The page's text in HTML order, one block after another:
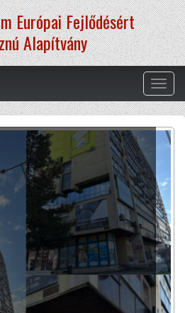
Európai Fejlődésért
Alapítvány
1.
hasonló
segít ellazulni,
hétköznapok
mókuskerekéből.
van az idegrendszerre,
lelkünkben